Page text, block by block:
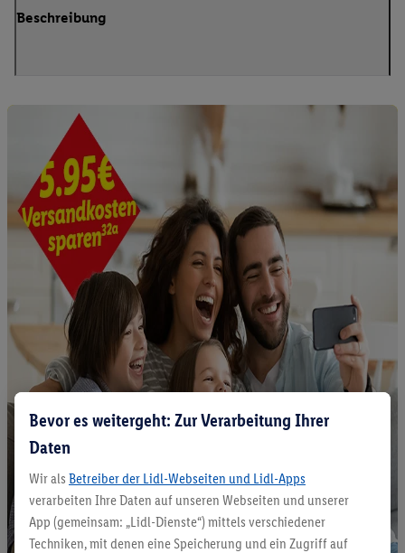
Beschreibung
Bevor es weitergeht: Zur Verarbeitung Ihrer
Daten
Wir als Betreiber der Lidl-Webseiten und Lidl-Apps
verarbeiten Ihre Daten auf unseren Webseiten und unserer
App (gemeinsam: „Lidl-Dienste“) mittels verschiedener
Techniken, mit denen eine Speicherung und ein Zugriff auf